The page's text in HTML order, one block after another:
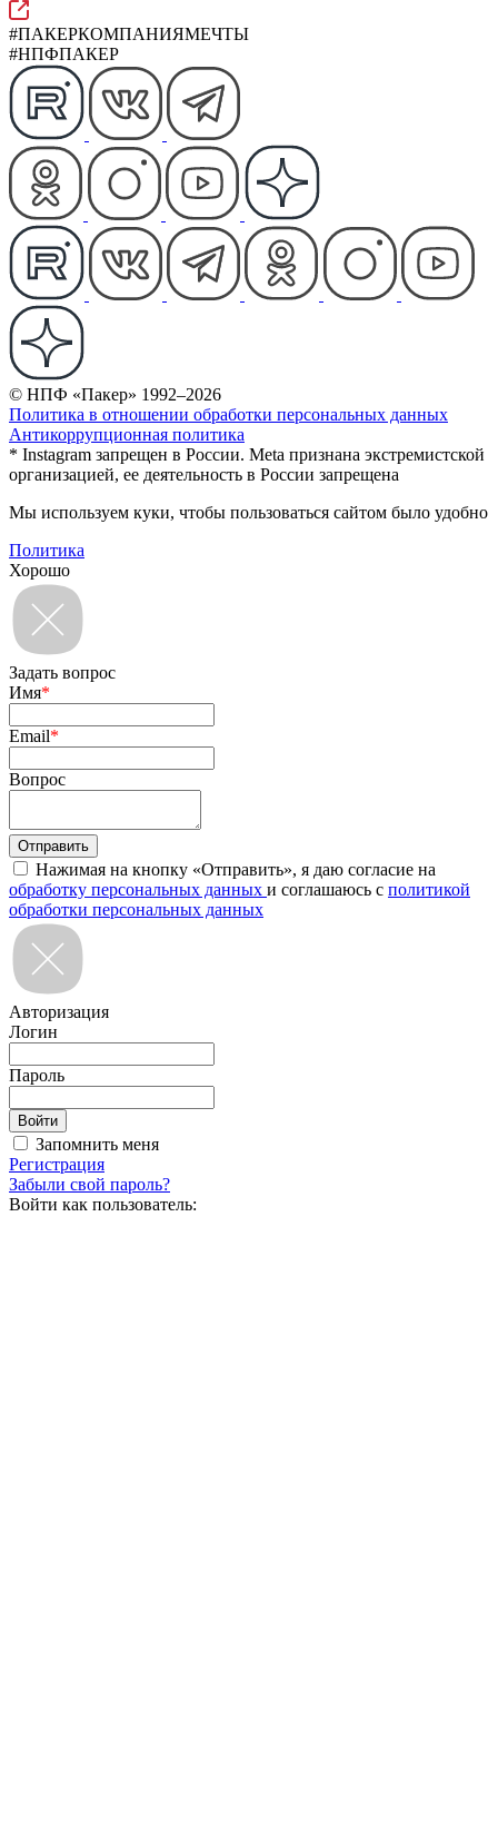
#ПАКЕРКОМПАНИЯМЕЧТЫ
#НПФПАКЕР
© НПФ «Пакер» 1992–2026
Политика в отношении обработки персональных данных
Антикоррупционная политика
* Instagram запрещен в России. Meta признана экстремистской
организацией, ее деятельность в России запрещена
Мы используем куки, чтобы пользоваться сайтом было удобно
Политика
Хорошо
Задать вопрос
Имя*
Email*
Вопрос
Нажимая на кнопку «Отправить», я даю согласие на
обработку персональных данных и соглашаюсь с политикой
обработки персональных данных
Авторизация
Логин
Пароль
Запомнить меня
Регистрация
Забыли свой пароль?
Войти как пользователь: